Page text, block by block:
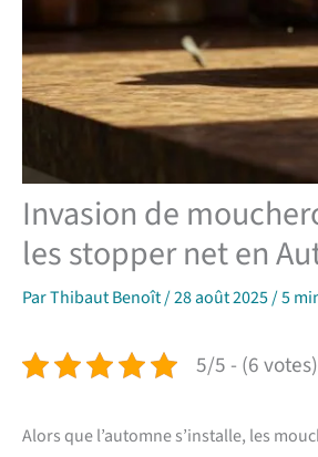
Invasion de
les stopper net en
ParThibaut Benoît/28 août 2025/5
5/5 - (6 votes)
Alors que l’automne s’installe, les